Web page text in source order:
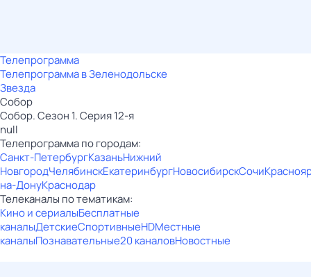
Телепрограмма
Телепрограмма в Зеленодольске
Звезда
Собор
Собор. Сезон 1. Серия 12-я
null
Телепрограмма по городам:
Санкт-ПетербургКазаньНижний
НовгородЧелябинскЕкатеринбургНовосибирскСочи
на-ДонуКраснодар
Телеканалы по тематикам:
Кино и сериалыБесплатные
каналыДетскиеСпортивныеHDМестные
каналыПознавательные20 каналовНовостные